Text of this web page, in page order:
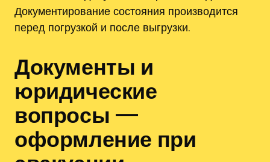
Документирование состояния производится
перед погрузкой и после выгрузки.
Документы и
юридические
вопросы —
оформление при